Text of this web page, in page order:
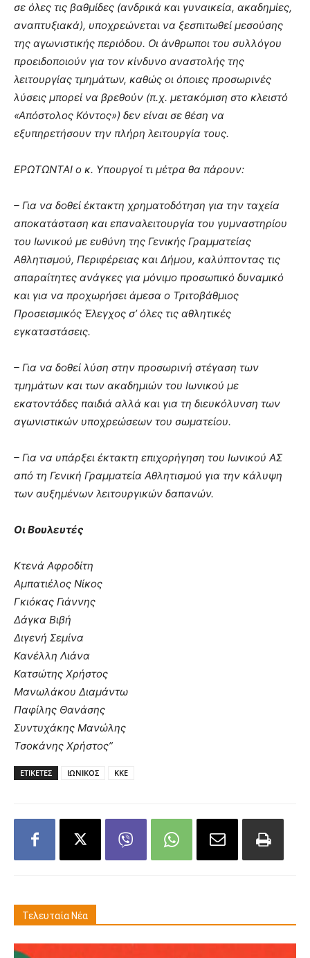
σε όλες τις βαθμίδες (ανδρικά και γυναικεία, ακαδημίες,
αναπτυξιακά), υποχρεώνεται να ξεσπιτωθεί μεσούσης
της αγωνιστικής περιόδου. Οι άνθρωποι του συλλόγου
προειδοποιούν για τον κίνδυνο αναστολής της
λειτουργίας τμημάτων, καθώς οι όποιες προσωρινές
λύσεις μπορεί να βρεθούν (π.χ. μετακόμιση στο κλειστό
«Απόστολος Κόντος») δεν είναι σε θέση να
εξυπηρετήσουν την πλήρη λειτουργία τους.
ΕΡΩΤΩΝΤΑΙ ο κ. Υπουργοί τι μέτρα θα πάρουν:
– Για να δοθεί έκτακτη χρηματοδότηση για την ταχεία
αποκατάσταση και επαναλειτουργία του γυμναστηρίου
του Ιωνικού με ευθύνη της Γενικής Γραμματείας
Αθλητισμού, Περιφέρειας και Δήμου, καλύπτοντας τις
απαραίτητες ανάγκες για μόνιμο προσωπικό δυναμικό
και για να προχωρήσει άμεσα ο Τριτοβάθμιος
Προσεισμικός Έλεγχος σ’ όλες τις αθλητικές
εγκαταστάσεις.
– Για να δοθεί λύση στην προσωρινή στέγαση των
τμημάτων και των ακαδημιών του Ιωνικού με
εκατοντάδες παιδιά αλλά και για τη διευκόλυνση των
αγωνιστικών υποχρεώσεων του σωματείου.
– Για να υπάρξει έκτακτη επιχορήγηση του Ιωνικού ΑΣ
από τη Γενική Γραμματεία Αθλητισμού για την κάλυψη
των αυξημένων λειτουργικών δαπανών.
Οι Βουλευτές
Κτενά Αφροδίτη
Αμπατιέλος Νίκος
Γκιόκας Γιάννης
Δάγκα Βιβή
Διγενή Σεμίνα
Κανέλλη Λιάνα
Κατσώτης Χρήστος
Μανωλάκου Διαμάντω
Παφίλης Θανάσης
Συντυχάκης Μανώλης
Τσοκάνης Χρήστος”
ΕΤΙΚΕΤΕΣ ΙΩΝΙΚΟΣ ΚΚΕ
Τελευταία Νέα